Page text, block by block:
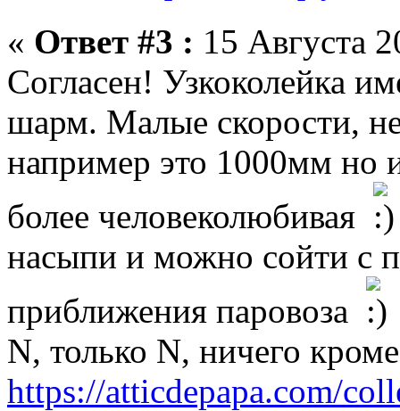
« Ответ #3 : 15 Августа
Согласен! Узкоколейка
шарм. Малые скорости,
например это 1000мм но
более человеколюбивая
насыпи и можно сойти с
приближения паровоза
N, только N, ничего
https://atticdepapa.com/